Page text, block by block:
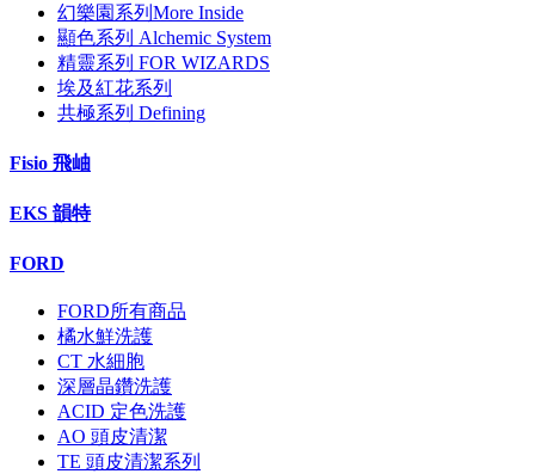
幻樂園系列More Inside
顯色系列 Alchemic System
精靈系列 FOR WIZARDS
埃及紅花系列
共極系列 Defining
Fisio 飛岫
EKS 韻特
FORD
FORD所有商品
橘水鮮洗護
CT 水細胞
深層晶鑽洗護
ACID 定色洗護
AO 頭皮清潔
TE 頭皮清潔系列